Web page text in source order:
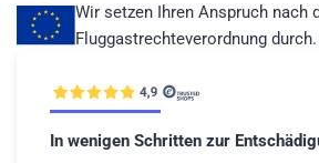
Wir setzen Ihren Anspruch nach
Fluggastrechteverordnung durch.
In wenigen Schritten zur